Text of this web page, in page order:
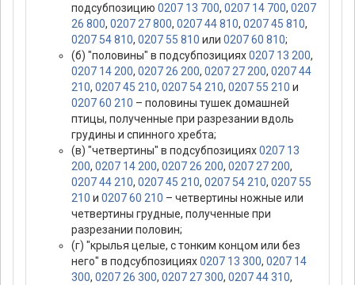
подсубпозицию 0207 13 700, 0207 14 700, 0207
26 800, 0207 27 800, 0207 44 810, 0207 45 810,
0207 54 810, 0207 55 810 или 0207 60 810;
(б) "половины" в подсубпозициях0207 13 200,
0207 14 200, 0207 26 200, 0207 27 200, 0207 44
210, 0207 45 210, 0207 54 210, 0207 55 210 и
0207 60 210 – половины тушек домашней
птицы, полученные при разрезании вдоль
грудины и спинного хребта;
(в) "четвертины" в подсубпозициях0207 13
200, 0207 14 200, 0207 26 200, 0207 27 200,
0207 44 210, 0207 45 210, 0207 54 210, 0207 55
210 и 0207 60 210 – четвертины ножные или
четвертины грудные, полученные при
разрезании половин;
(г) "крылья целые, с тонким концом или без
него" в подсубпозициях0207 13 300, 0207 14
300, 0207 26 300, 0207 27 300, 0207 44 310,